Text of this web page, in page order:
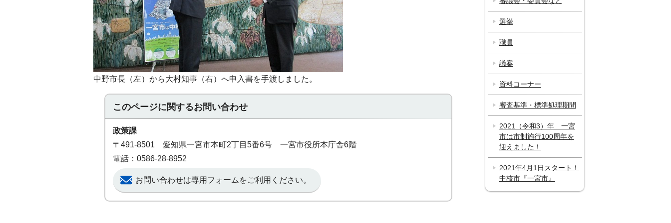
中野市長（左）から大村知事（右）へ申入書を手渡しました。
このページに関するお問い合わせ
政策課
〒491-8501 愛知県一宮市本町2丁目5番6号 一宮市役所本庁舎6階
電話：0586-28-8952
お問い合わせは専用フォームをご利用ください。
選挙
職員
議案
資料コーナー
審査基準・標準処理期間
2021（令和3）年 一宮
市は市制施行100周年を
迎えました！
2021年4月1日スタート！
中核市『一宮市』